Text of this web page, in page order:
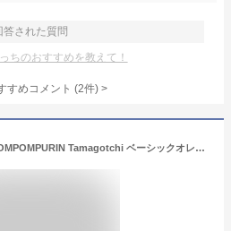
答された質問
ちのおすすめを教えて！
すめコメント (2件) >
[バンダイ(BANDAI)] POMPOMPURIN Tamagotchi ベーシックオレンジ ver. 対象年齢 6 才以上 サンリオキャラクターズ